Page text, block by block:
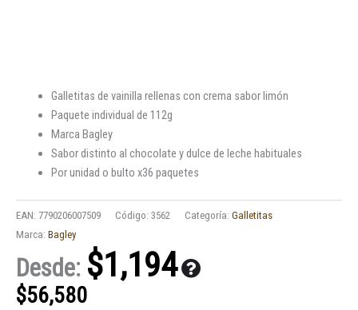
Galletitas de vainilla rellenas con crema sabor limón
Paquete individual de 112g
Marca Bagley
Sabor distinto al chocolate y dulce de leche habituales
Por unidad o bulto x36 paquetes
EAN: 7790206007509 Código: 3562 Categoría: Galletitas
Marca: Bagley
Desde: $1,194
$56,580